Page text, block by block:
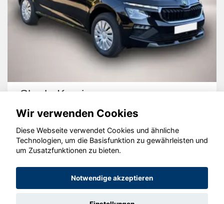
Skoda Kamiq
© konjunkturmotor.de GmbH 2020 - 2026
Wir verwenden Cookies
Diese Webseite verwendet Cookies und ähnliche
Technologien, um die Basisfunktion zu gewährleisten und
um Zusatzfunktionen zu bieten.
Notwendige akzeptieren